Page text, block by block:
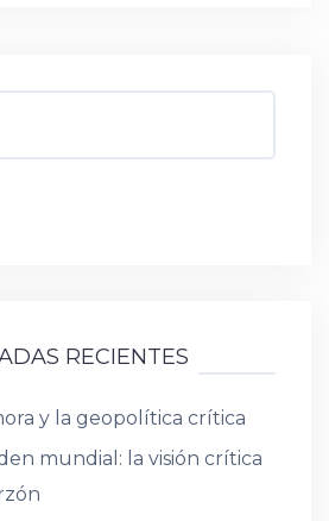
RECIENTES
y la geopolítica crítica
mundial: la visión crítica